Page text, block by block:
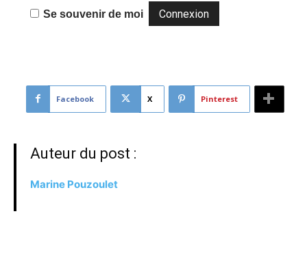
Se souvenir de moi
Facebook X Pinterest
Auteur du post :
Marine Pouzoulet